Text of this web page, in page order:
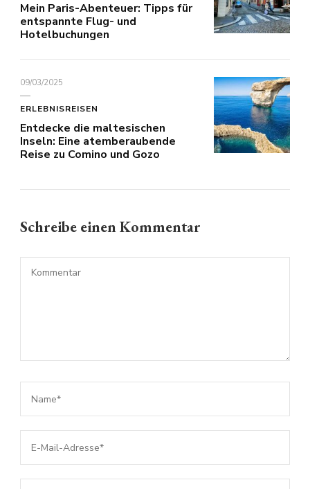
Mein Paris-Abenteuer: Tipps für
entspannte Flug- und
Hotelbuchungen
09/03/2025
ERLEBNISREISEN
Entdecke die maltesischen
Inseln: Eine atemberaubende
Reise zu Comino und Gozo
Schreibe einen Kommentar